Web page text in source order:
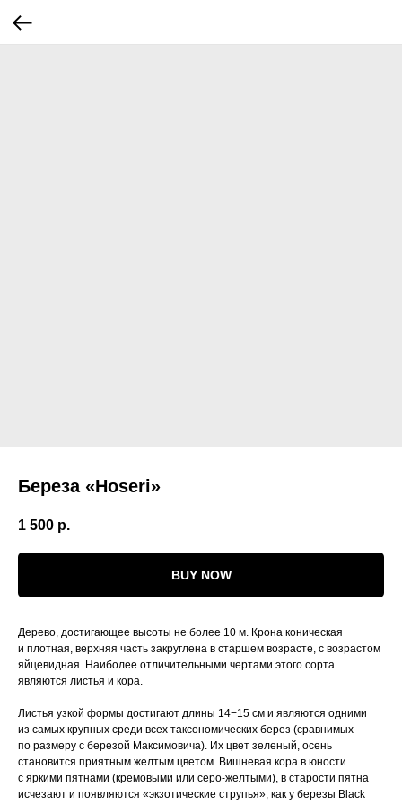
Береза «Hoseri»
1 500 р.
BUY NOW
Дерево, достигающее высоты не более 10 м. Крона коническая
и плотная, верхняя часть закруглена в старшем возрасте, с возрастом
яйцевидная. Наиболее отличительными чертами этого сорта
являются листья и кора.
Листья узкой формы достигают длины 14−15 см и являются одними
из самых крупных среди всех таксономических берез (сравнимых
по размеру с березой Максимовича). Их цвет зеленый, осень
становится приятным желтым цветом. Вишневая кора в юности
с яркими пятнами (кремовыми или серо-желтыми), в старости пятна
исчезают и появляются «экзотические струпья», как у березы Black